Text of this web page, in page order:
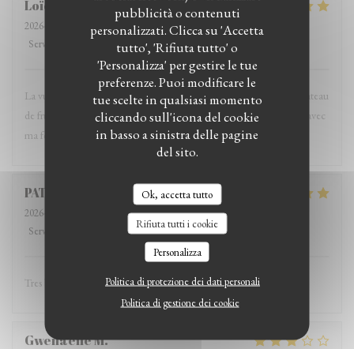
pubblicità o contenuti
personalizzati. Clicca su 'Accetta
tutto', 'Rifiuta tutto' o
'Personalizza' per gestire le tue
preferenze. Puoi modificare le
tue scelte in qualsiasi momento
cliccando sull'icona del cookie
in basso a sinistra delle pagine
del sito.
Ok, accetta tutto
Rifiuta tutti i cookie
Personalizza
Politica di protezione dei dati personali
Politica di gestione dei cookie
Loïc
2026-07-19
- 19:00 - Ospiti 2
Servizio
Atmosfera:5/5 Cucina:5 /5 Qualità / Prezzo
La vue, le choix de la table, le service, le calme et bien entendu le plateau
de fruits mer étaient merveilleux. Ce fût un excellent moment passé avec
ma femme pour son anniversaire. Merci à tous et à bientôt.
PATRICIA
2026-07-19
- 12:30 - Ospiti 3
Servizio
:5/5 Cucina:5/5 Qualità / Prezzo
Tres bonne sole
GwenaelleM